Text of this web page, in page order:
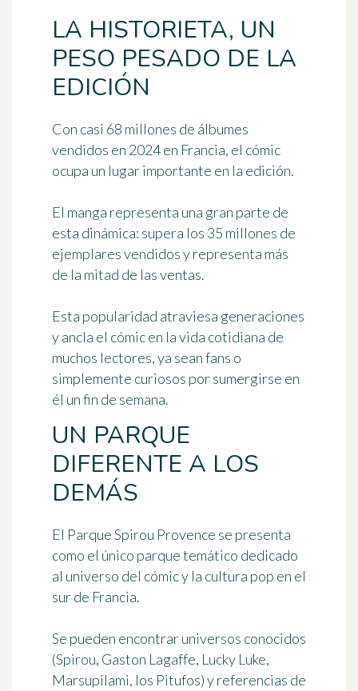
LA HISTORIETA, UN
PESO PESADO DE LA
EDICIÓN
Con casi 68 millones de álbumes
vendidos en 2024 en Francia, el cómic
ocupa un lugar importante en la edición.
El manga representa una gran parte de
esta dinámica: supera los 35 millones de
ejemplares vendidos y representa más
de la mitad de las ventas.
Esta popularidad atraviesa generaciones
y ancla el cómic en la vida cotidiana de
muchos lectores, ya sean fans o
simplemente curiosos por sumergirse en
él un fin de semana.
UN PARQUE
DIFERENTE A LOS
DEMÁS
El Parque Spirou Provence se presenta
como el único parque temático dedicado
al universo del cómic y la cultura pop en el
sur de Francia.
Se pueden encontrar universos conocidos
(Spirou, Gaston Lagaffe, Lucky Luke,
Marsupilami, los Pitufos) y referencias de